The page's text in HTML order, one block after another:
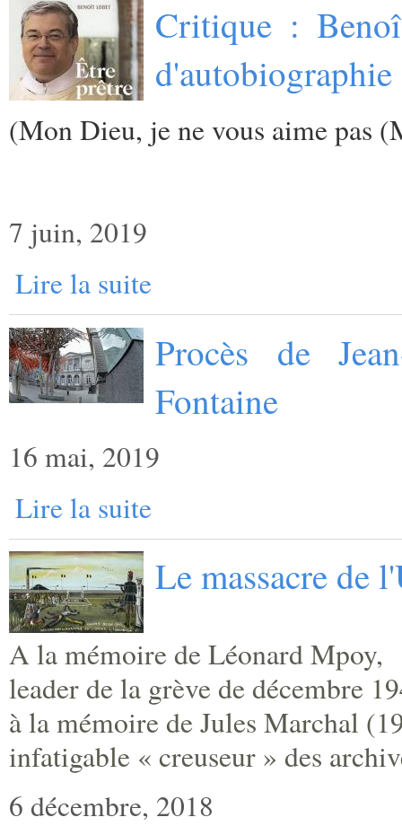
Critique :
(Mon Dieu, je ne vous aime pas
7 juin, 2019
Lire la suite
Procès de
Fontaine
16 mai, 2019
Lire la suite
Le massacre de
A la mémoire de Léonard Mpoy,
leader de la grève de décembre
à la mémoire de Jules Marchal
infatigable « creuseur » des
6 décembre, 2018